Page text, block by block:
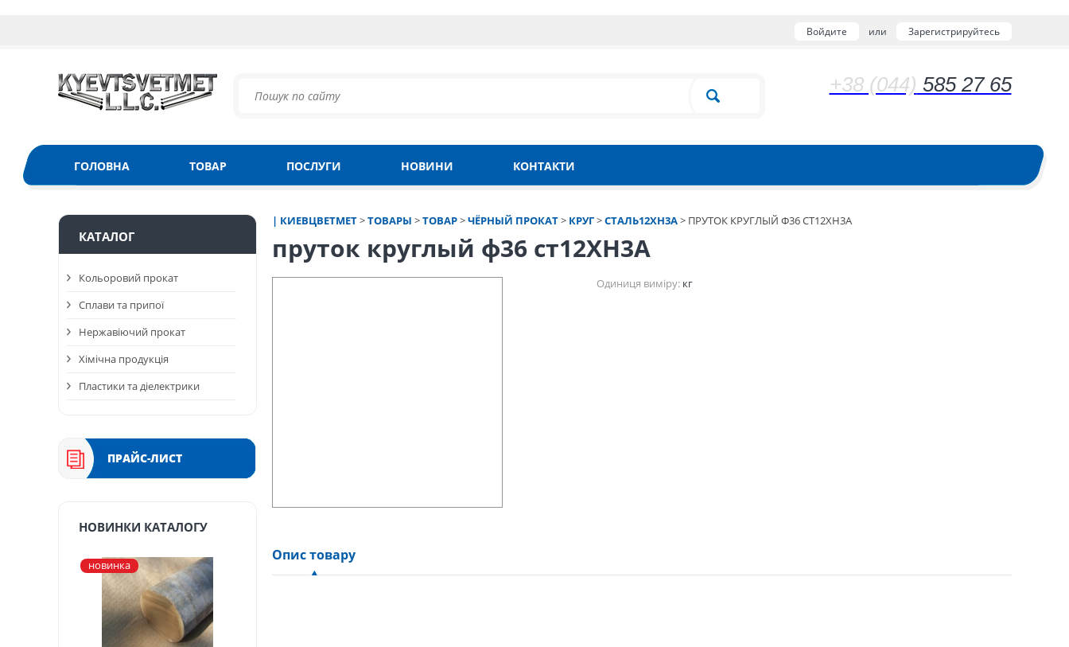
Войдите или Зарегистрируйтесь
+38 (044) 585 27 65
ГОЛОВНА ТОВАР ПОСЛУГИ НОВИНИ КОНТАКТИ
| КИЕВЦВЕТМЕТ>ТОВАРЫ >ТОВАР>ЧЁРНЫЙ ПРОКАТ> КРУГ>СТАЛЬ12ХН3А> ПРУТОК КРУГЛЫЙ Ф36 СТ12ХН3А
пруток круглый ф36 ст12ХН3А
Одиниця виміру:кг
Опис товару
КАТАЛОГ
Кольоровий прокат
Сплави та припої
Нержавіючий прокат
Хімічна продукція
Пластики та діелектрики
ПРАЙС-ЛИСТ
НОВИНКИ КАТАЛОГУ
новинка